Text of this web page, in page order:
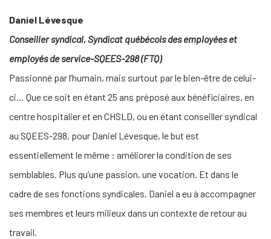
Daniel Lévesque
Conseiller syndical, Syndicat québécois des employées et
employés de service-SQEES-298 (FTQ)
Passionné par l’humain, mais surtout par le bien-être de celui-
ci… Que ce soit en étant 25 ans préposé aux bénéficiaires, en
centre hospitalier et en CHSLD, ou en étant conseiller syndical
au SQEES-298, pour Daniel Lévesque, le but est
essentiellement le même : améliorer la condition de ses
semblables. Plus qu’une passion, une vocation. Et dans le
cadre de ses fonctions syndicales, Daniel a eu à accompagner
ses membres et leurs milieux dans un contexte de retour au
travail.